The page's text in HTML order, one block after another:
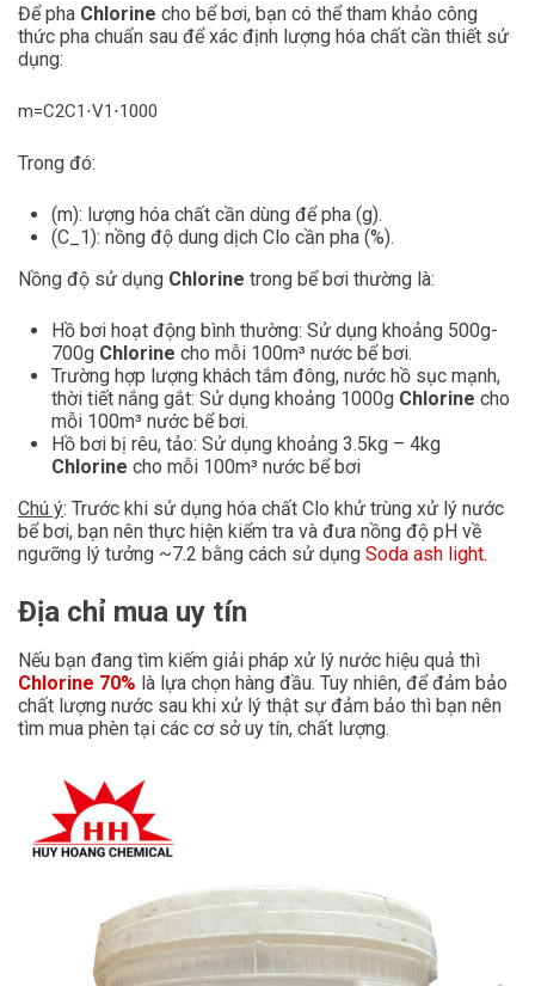
Để pha Chlorine cho bể bơi, bạn có thể tham khảo công
thức pha chuẩn sau để xác định lượng hóa chất cần thiết sử
dụng:
m=C2C1 ⋅V1 ⋅1000
Trong đó:
(m): lượng hóa chất cần dùng để pha (g).
(C_1): nồng độ dung dịch Clo cần pha (%).
Nồng độ sử dụng Chlorine trong bể bơi thường là:
Hồ bơi hoạt động bình thường: Sử dụng khoảng 500g-
700g Chlorine cho mỗi 100m³ nước bể bơi.
Trường hợp lượng khách tắm đông, nước hồ sục mạnh,
thời tiết nắng gắt: Sử dụng khoảng 1000g Chlorine cho
mỗi 100m³ nước bể bơi.
Hồ bơi bị rêu, tảo: Sử dụng khoảng 3.5kg – 4kg
Chlorine cho mỗi 100m³ nước bể bơi
Chú ý: Trước khi sử dụng hóa chất Clo khử trùng xử lý nước
bể bơi, bạn nên thực hiện kiểm tra và đưa nồng độ pH về
ngưỡng lý tưởng ~7.2 bằng cách sử dụng Soda ash light.
Địa chỉ mua uy tín
Nếu bạn đang tìm kiếm giải pháp xử lý nước hiệu quả thì
Chlorine 70% là lựa chọn hàng đầu. Tuy nhiên, để đảm bảo
chất lượng nước sau khi xử lý thật sự đảm bảo thì bạn nên
tìm mua phèn tại các cơ sở uy tín, chất lượng.